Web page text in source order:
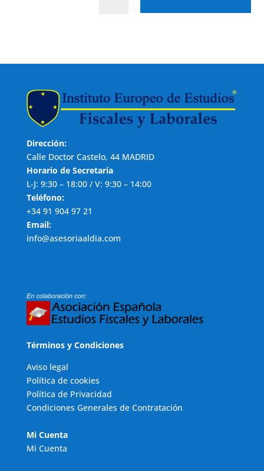
Dirección:
Calle Doctor Castelo, 44 MADRID
Horario de Secretaría
L-J: 9:30 – 18:00 / V: 9:30 – 14:00
Teléfono:
+34 91 904 97 21
Email:
info@asesoriaaldia.com
Términos y Condiciones
Aviso legal
Política de cookies
Política de Privacidad
Condiciones Generales de Contratación
Mi Cuenta
Mi Cuenta